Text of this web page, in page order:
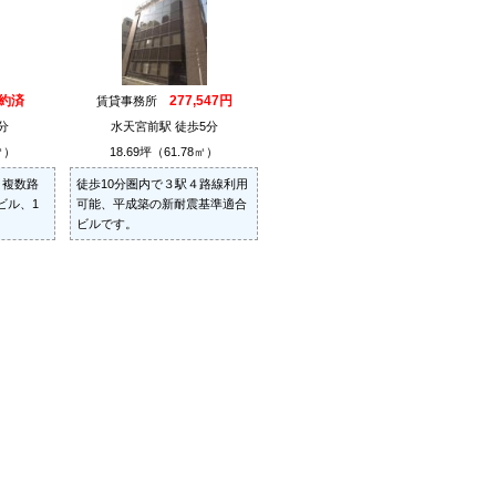
済
数路
ル、1
賃貸事務所 277,547円
水天宮前駅 徒歩5分
18.69坪（61.78㎡）
徒歩10分圏内で３駅４路線利用
可能、平成築の新耐震基準適合
ビルです。